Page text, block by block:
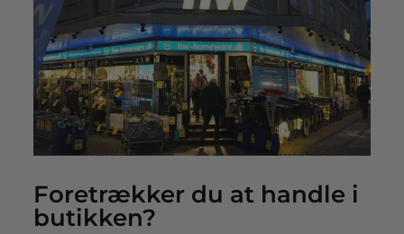
Foretrækker du at handle i
butikken?